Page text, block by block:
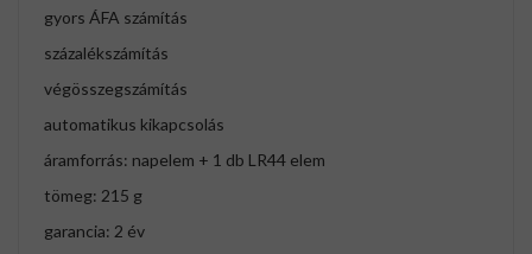
gyors ÁFA számítás
százalékszámítás
végösszegszámítás
automatikus kikapcsolás
áramforrás: napelem + 1 db LR44 elem
tömeg: 215 g
garancia: 2 év